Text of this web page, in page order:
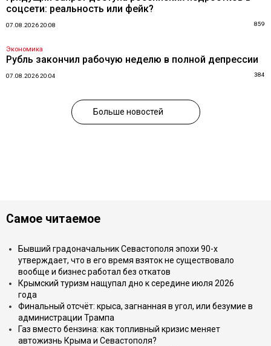
соцсети: реальность или фейк?
07.08.2026 20:08 859
Экономика
Рубль закончил рабочую неделю в полной депрессии
07.08.2026 20:04 384
Больше новостей
Самое читаемое
Бывший градоначальник Севастополя эпохи 90-х
утверждает, что в его время взяток не существовало
вообще и бизнес работал без откатов
Крымский туризм нащупал дно к середине июля 2026
года
Финальный отсчёт: крыса, загнанная в угол, или безумие в
администрации Трампа
Газ вместо бензина: как топливный кризис меняет
автожизнь Крыма и Севастополя?